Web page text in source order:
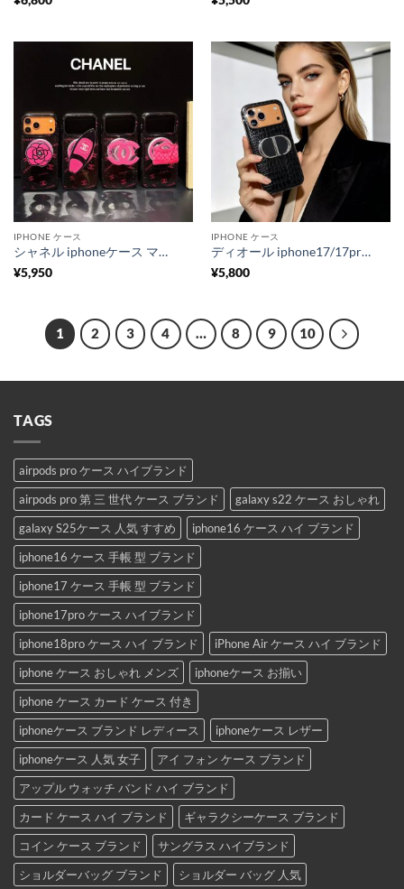
IPHONE ケース
シャネル iphoneケース マグセーフ chanel 携帯ケース グリップ 付き iphoneケース 人気女子 iphoneケース ブランド かわいい アイフォンケース ハイブランド
¥5,950
IPHONE ケース
ディオール iphone17/17pro ケース ミラー 付き iphone16/16pro ケース dior風 iPhoneケース 人気ブランド 女子 40代 スマホケース 女性 人気 IPhone15/14/13 ケース ハイ ブランド
¥5,800
1 2 3 4 … 8 9 10
TAGS
airpods pro ケース ハイブランド
airpods pro 第 三 世代 ケース ブランド
galaxy s22 ケース おしゃれ
galaxy S25ケース 人気 すすめ
iphone16 ケース ハイ ブランド
iphone16 ケース 手帳 型 ブランド
iphone17 ケース 手帳 型 ブランド
iphone17pro ケース ハイブランド
iphone18pro ケース ハイ ブランド
iPhone Air ケース ハイ ブランド
iphone ケース おしゃれ メンズ
iphoneケース お揃い
iphone ケース カード ケース 付き
iphoneケース ブランド レディース
iphoneケース レザー
iphoneケース 人気 女子
アイ フォン ケース ブランド
アップル ウォッチ バンド ハイ ブランド
カード ケース ハイ ブランド
ギャラクシーケース ブランド
コイン ケース ブランド
サングラス ハイブランド
ショルダーバッグ ブランド
ショルダー バッグ 人気